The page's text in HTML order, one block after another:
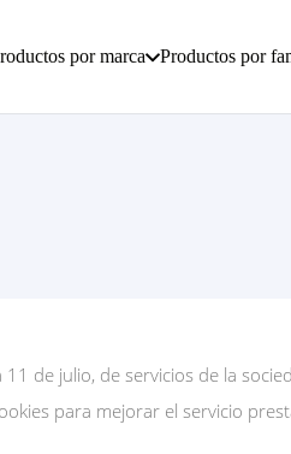
por marca Productos por
de julio, de servicios de la
para mejorar el servicio